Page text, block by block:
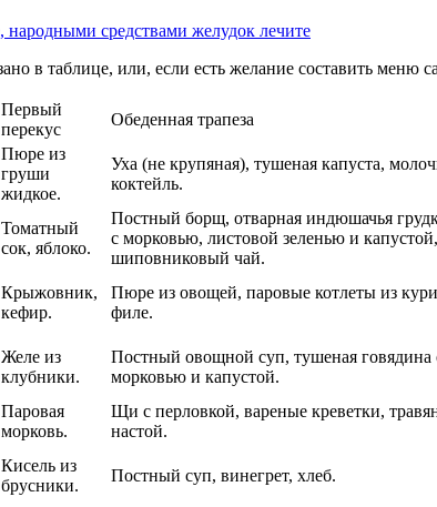
народными средствами желудок лечите
в таблице, или, если есть желание составить меню
Первый
перекус
Обеденная трапеза
Пюре из
груши
жидкое.
Уха (не крупяная), тушеная капуста,
коктейль.
Томатный
сок, яблоко.
Постный борщ, отварная индюшачья
с морковью, листовой зеленью и капустой,
шиповниковый чай.
Крыжовник,
кефир.
Пюре из овощей, паровые котлеты из
филе.
Желе из
клубники.
Постный овощной суп, тушеная говядина
морковью и капустой.
Паровая
морковь.
Щи с перловкой, вареные креветки,
настой.
Кисель из
брусники.
Постный суп, винегрет, хлеб.